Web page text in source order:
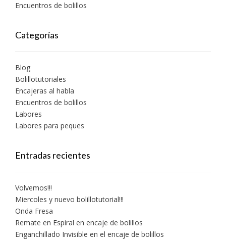
Encuentros de bolillos
Categorías
Blog
Bolillotutoriales
Encajeras al habla
Encuentros de bolillos
Labores
Labores para peques
Entradas recientes
Volvemos!!!
Miercoles y nuevo bolillotutorial!!!
Onda Fresa
Remate en Espiral en encaje de bolillos
Enganchillado Invisible en el encaje de bolillos